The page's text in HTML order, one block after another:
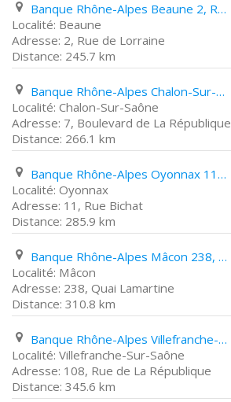
Banque Rhône-Alpes Beaune 2, Rue de Lorraine
Beaune
2, Rue de Lorraine
245.7 km
Banque Rhône-Alpes Chalon-Sur-Saône 7, Boulevard de La République
Chalon-Sur-Saône
7, Boulevard de La République
266.1 km
Banque Rhône-Alpes Oyonnax 11, Rue Bichat
Oyonnax
11, Rue Bichat
285.9 km
Banque Rhône-Alpes Mâcon 238, Quai Lamartine
Mâcon
238, Quai Lamartine
310.8 km
Banque Rhône-Alpes Villefranche-Sur-Saône 108, Rue de La République
Villefranche-Sur-Saône
108, Rue de La République
345.6 km